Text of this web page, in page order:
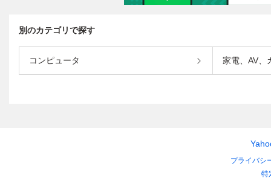
別のカテゴリで探す
コンピュータ 家電、AV、
プライバシ
特